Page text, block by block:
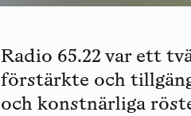
Radio 65.22 var ett
förstärkte och
och konstnärliga